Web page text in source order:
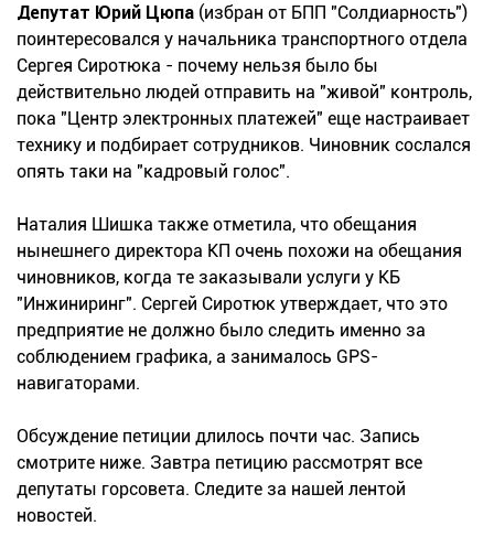
Депутат Юрий Цюпа (избран от БПП "Солдиарность")
поинтересовался у начальника транспортного отдела
Сергея Сиротюка - почему нельзя было бы
действительно людей отправить на "живой" контроль,
пока "Центр электронных платежей" еще настраивает
технику и подбирает сотрудников. Чиновник сослался
опять таки на "кадровый голос".
Наталия Шишка также отметила, что обещания
нынешнего директора КП очень похожи на обещания
чиновников, когда те заказывали услуги у КБ
"Инжиниринг". Сергей Сиротюк утверждает, что это
предприятие не должно было следить именно за
соблюдением графика, а занималось GPS-
навигаторами.
Обсуждение петиции длилось почти час. Запись
смотрите ниже. Завтра петицию рассмотрят все
депутаты горсовета. Следите за нашей лентой
новостей.